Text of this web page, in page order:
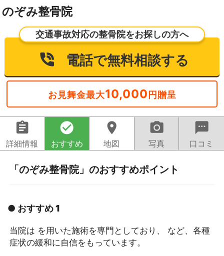
のぞみ整骨院
交通事故対応の整骨院をお探しの方へ
電話で無料相談する
お見舞金最大10,000 円贈呈
assignment
詳細情報
check_circle
おすすめ
location_on
地図
camera_alt
写真
sms
口コミ
「のぞみ整骨院」のおすすめポイント
● おすすめ 1
当院は を用いた施術を専門としており、 など、各種
症状の緩和に自信をもっています。